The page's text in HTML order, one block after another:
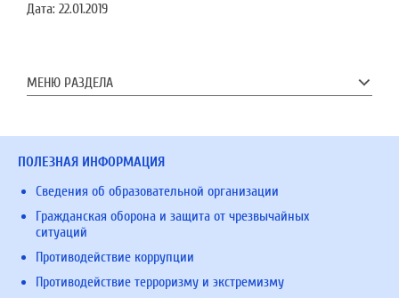
Дата: 22.01.2019
МЕНЮ РАЗДЕЛА
ПОЛЕЗНАЯ ИНФОРМАЦИЯ
Сведения об образовательной организации
Гражданская оборона и защита от чрезвычайных
ситуаций
Противодействие коррупции
Противодействие терроризму и экстремизму